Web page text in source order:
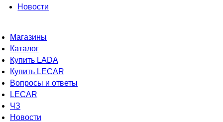
Новости
Магазины
Каталог
Купить LADA
Купить LECAR
Вопросы и ответы
LECAR
ЧЗ
Новости